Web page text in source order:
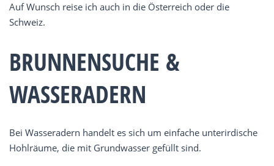
Auf Wunsch reise ich auch in die Österreich oder die
Schweiz.
BRUNNENSUCHE &
WASSERADERN
Bei Wasseradern handelt es sich um einfache unterirdische
Hohlräume, die mit Grundwasser gefüllt sind.